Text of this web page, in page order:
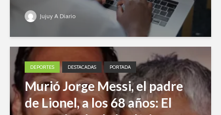
Jujuy A Diario
DEPORTES DESTACADAS PORTADA
Murió Jorge Messi, el padre
de Lionel, a los 68 años: El